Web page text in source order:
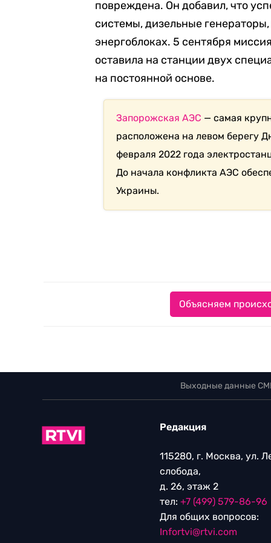
повреждена. Он добавил, что
системы, дизельные
энергоблоках. 5 сентября
оставила на станции двух
на постоянной основе.
Запорожская АЭС — самая
расположена на левом берегу
февраля 2022 года
До начала конфликта АЭС
Украины.
Объясняем
Выходные данные
Редакция
115280, г. Москва, ул.
слобода,
д. 26, этаж 2
тел: +7 (499) 579-86-96
Для общих вопросов:
Infortvi@rtvi.com